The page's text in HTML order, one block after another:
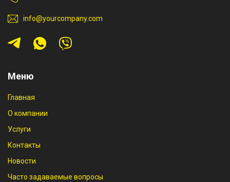
info@yourcompany.com
Меню
Главная
О компании
Услуги
Контакты
Новости
Часто задаваемые вопросы